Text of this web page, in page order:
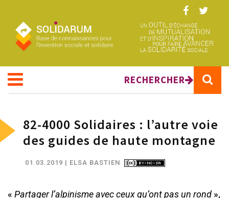
RECHERCHER
82-4000 Solidaires : l’autre voie
des guides de haute montagne
01.03.2019 | ELSA BASTIEN
« Partager l’alpinisme avec ceux qu’ont pas un rond »,